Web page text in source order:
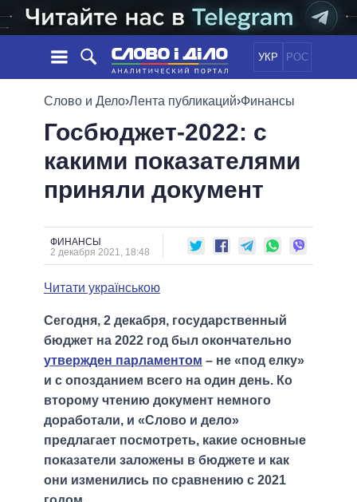
УКР РОС
НОВОСТИ
ЛЕНТА
СОБЫТИЯ
СТАТЬИ
МНЕНИЯ
ОБЗОРЫ
ДАЙДЖЕСТЫ
ПОЛИТИКА
ЭКОНОМИКА
ОБЩЕСТВО
МИР
ОБЕЩАНИЯ
ПОЛИТИКИ
ВСЕ ПОЛИТИКИ
ПРЕЗИДЕНТ И ОФИС
ВЕРХОВНАЯ РАДА
МЭРЫ
ВСЕ ПЕРСОНЫ
ИНФОГРАФИКА
ВИДЕО
Слово и Дело›Лента публикаций›Финансы
Госбюджет-2022: с
какими показателями
приняли документ
ФИНАНСЫ
2 декабря 2021, 18:48
Читати українською
Сегодня, 2 декабря, государственный
бюджет на 2022 год был окончательно
утвержден парламентом – не «под елку»
и с опозданием всего на один день. Ко
второму чтению документ немного
доработали, и «Слово и дело»
предлагает посмотреть, какие основные
показатели заложены в бюджете и как
они изменились по сравнению с 2021